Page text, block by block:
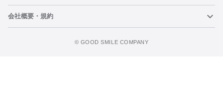
ねんどろいどフェイスメーカー
重要なお知らせ
会社概要・規約
©️ GOOD SMILE COMPANY